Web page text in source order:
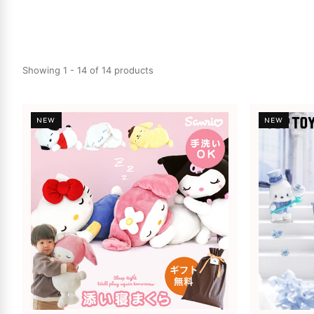
Showing 1 - 14 of 14 products
NEW NEW